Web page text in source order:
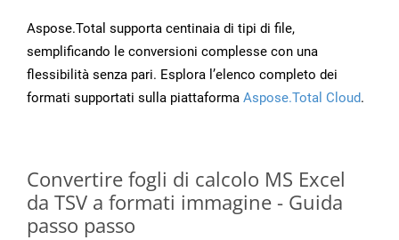
Aspose.Total supporta centinaia di tipi di file,
semplificando le conversioni complesse con una
flessibilità senza pari. Esplora l’elenco completo dei
formati supportati sulla piattaforma Aspose.Total Cloud.
Convertire fogli di calcolo MS Excel
da TSV a formati immagine - Guida
passo passo